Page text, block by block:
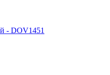
- DOV1451